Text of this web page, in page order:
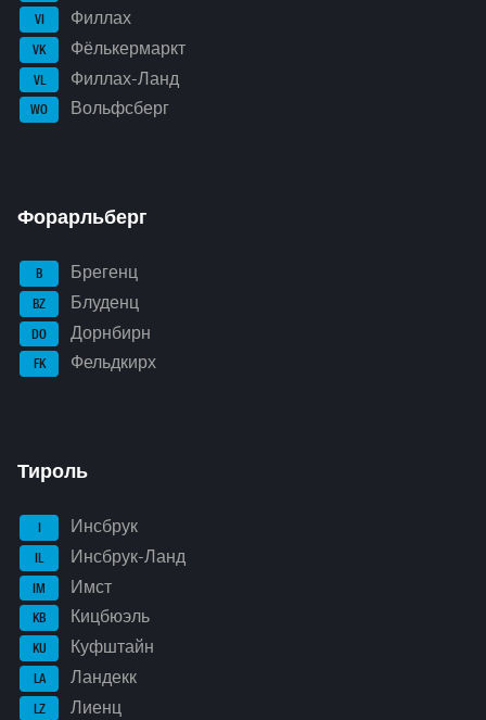
VI Филлах
VK Фёлькермаркт
VL Филлах-Ланд
WO Вольфсберг
Форарльберг
B Брегенц
BZ Блуденц
DO Дорнбирн
FK Фельдкирх
Тироль
I Инсбрук
IL Инсбрук-Ланд
IM Имст
KB Кицбюэль
KU Куфштайн
LA Ландекк
LZ Лиенц